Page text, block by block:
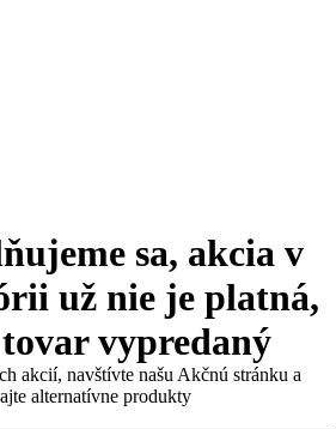
sa, akcia v
už nie je platná,
vypredaný
akcií, navštívte našu Akčnú stránku a
alternatívne produkty